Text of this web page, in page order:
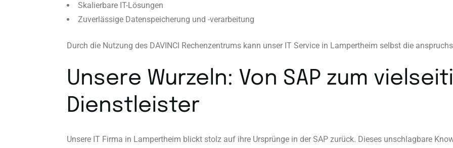
Skalierbare IT-Lösungen
Zuverlässige Datenspeicherung und -verarbeitung
Durch die Nutzung des DAVINCI Rechenzentrums kann unser IT Service in Lampertheim selbst die
Unsere Wurzeln: Von SAP zum
Dienstleister
Unsere IT Firma in Lampertheim blickt stolz auf ihre Ursprünge in der SAP zurück. Dieses unschlagbare